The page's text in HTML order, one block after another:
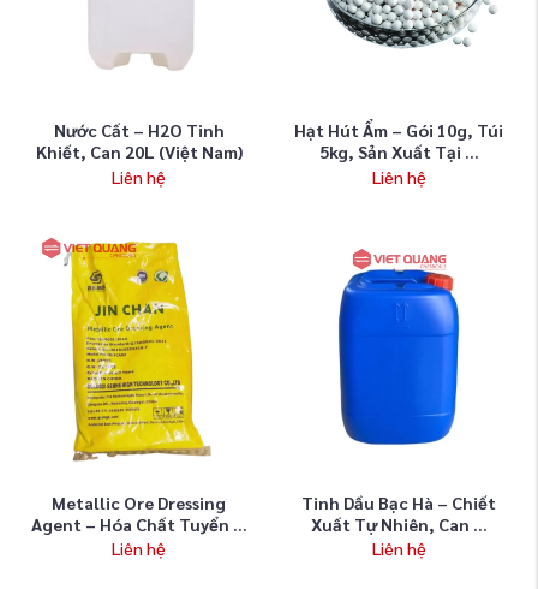
Nước Cất – H2O Tinh
Khiết, Can 20L (Việt Nam)
Liên hệ
Hạt Hút Ẩm – Gói 10g, Túi
5kg, Sản Xuất Tại ...
Liên hệ
Metallic Ore Dressing
Agent – Hóa Chất Tuyển ...
Liên hệ
Tinh Dầu Bạc Hà – Chiết
Xuất Tự Nhiên, Can ...
Liên hệ